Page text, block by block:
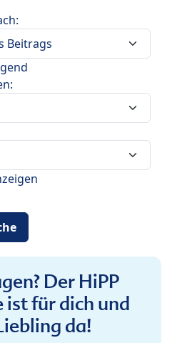
Der HiPP
ist für dich und
da!